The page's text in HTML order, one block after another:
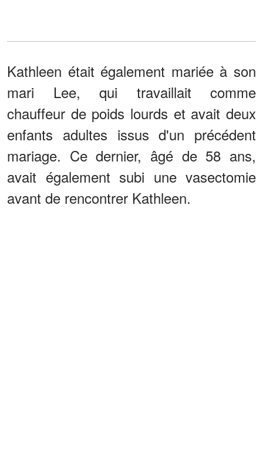
Kathleen était également mariée à son
mari Lee, qui travaillait comme
chauffeur de poids lourds et avait deux
enfants adultes issus d'un précédent
mariage. Ce dernier, âgé de 58 ans,
avait également subi une vasectomie
avant de rencontrer Kathleen.